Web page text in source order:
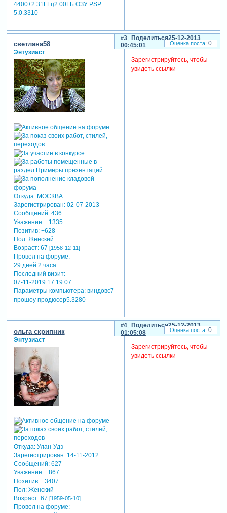
4400+2.31ГГц2.00ГБ ОЗУ PSP
5.0.3310
Поделиться
3
25-12-2013
00:45:01
светлана58
Энтузиаст
Откуда:МОСКВА
Зарегистрирован: 02-07-2013
Сообщений:436
Уважение: +1335
Позитив: +628
Пол:Женский
Возраст:67 [1958-12-11]
Провел на форуме:
29 дней 2 часа
Последний визит:
07-11-2019 17:19:07
Параметры компьютера:виндовс7
прошоу продюсер5.3280
Зарегистрируйтесь, чтобы
увидеть ссылки
0
Поделиться
4
25-12-2013
01:05:08
ольга скрипник
Энтузиаст
Откуда:Улан-Удэ
Зарегистрирован: 14-11-2012
Сообщений:627
Уважение: +867
Позитив: +3407
Пол:Женский
Возраст:67 [1959-05-10]
Провел на форуме:
Зарегистрируйтесь, чтобы
увидеть ссылки
0